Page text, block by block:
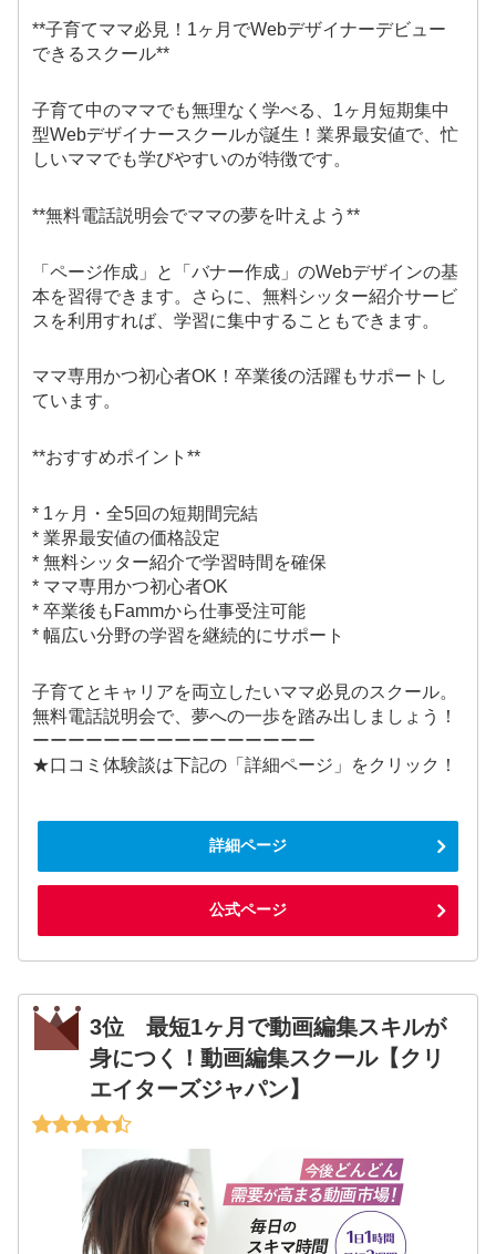
**子育てママ必見！1ヶ月でWebデザイナーデビュー
できるスクール**
子育て中のママでも無理なく学べる、1ヶ月短期集中
型Webデザイナースクールが誕生！業界最安値で、忙
しいママでも学びやすいのが特徴です。
**無料電話説明会でママの夢を叶えよう**
「ページ作成」と「バナー作成」のWebデザインの基
本を習得できます。さらに、無料シッター紹介サービ
スを利用すれば、学習に集中することもできます。
ママ専用かつ初心者OK！卒業後の活躍もサポートし
ています。
**おすすめポイント**
* 1ヶ月・全5回の短期間完結
* 業界最安値の価格設定
* 無料シッター紹介で学習時間を確保
* ママ専用かつ初心者OK
* 卒業後もFammから仕事受注可能
* 幅広い分野の学習を継続的にサポート
子育てとキャリアを両立したいママ必見のスクール。
無料電話説明会で、夢への一歩を踏み出しましょう！
ーーーーーーーーーーーーーーーー
★口コミ体験談は下記の「詳細ページ」をクリック！
詳細ページ
公式ページ
3位 最短1ヶ月で動画編集スキルが
身につく！動画編集スクール【クリ
エイターズジャパン】